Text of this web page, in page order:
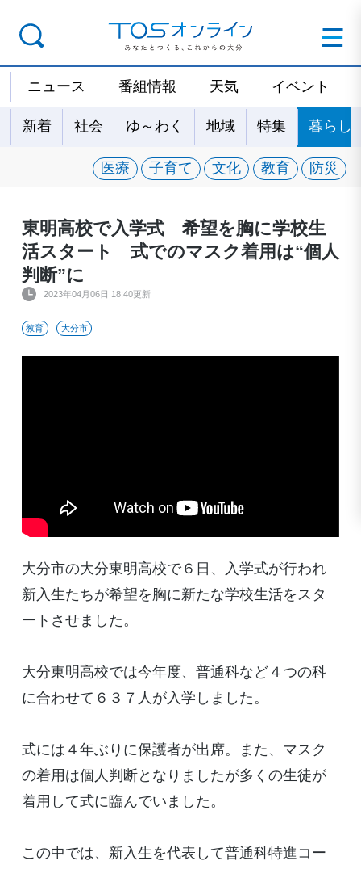
ニュース 番組情報 天気 イベント
新着 社会 ゆ～わく 地域 特集 暮らし
医療 子育て 文化 教育 防災
東明高校で入学式 希望を胸に学校生
活スタート 式でのマスク着用は“個人
判断”に
2023年04月06日 18:40更新
教育 大分市
大分市の大分東明高校で６日、入学式が行われ
新入生たちが希望を胸に新たな学校生活をスタ
ートさせました。
大分東明高校では今年度、普通科など４つの科
に合わせて６３７人が入学しました。
式には４年ぶりに保護者が出席。また、マスク
の着用は個人判断となりましたが多くの生徒が
着用して式に臨んでいました。
この中では、新入生を代表して普通科特進コー